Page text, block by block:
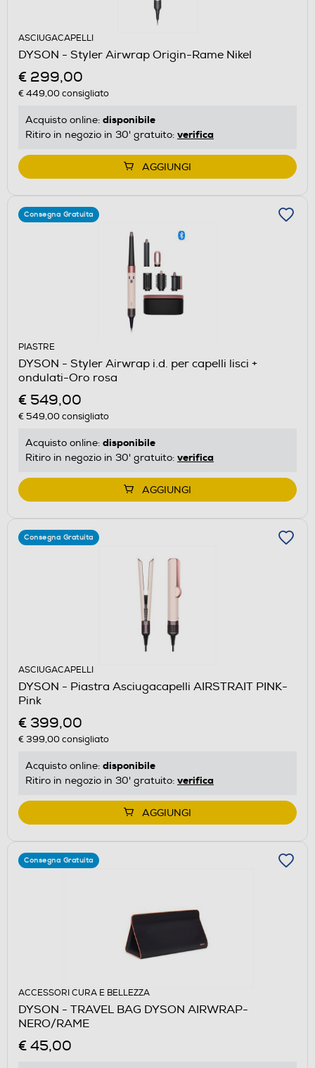
ASCIUGACAPELLI
DYSON - Styler Airwrap Origin-Rame Nikel
€ 299,00
€ 449,00consigliato
Acquisto online: disponibile
Ritiro in negozio in 30' gratuito: verifica
AGGIUNGI
Consegna Gratuita
PIASTRE
DYSON - Styler Airwrap i.d. per capelli lisci +
ondulati-Oro rosa
€ 549,00
€ 549,00consigliato
Acquisto online: disponibile
Ritiro in negozio in 30' gratuito: verifica
AGGIUNGI
Consegna Gratuita
ASCIUGACAPELLI
DYSON - Piastra Asciugacapelli AIRSTRAIT PINK-
Pink
€ 399,00
€ 399,00consigliato
Acquisto online: disponibile
Ritiro in negozio in 30' gratuito: verifica
AGGIUNGI
Consegna Gratuita
ACCESSORI CURA E BELLEZZA
DYSON - TRAVEL BAG DYSON AIRWRAP-
NERO/RAME
€ 45,00